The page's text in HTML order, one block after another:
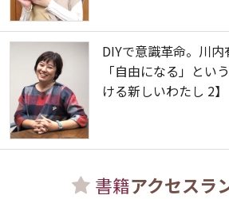
DIYで意識革命。川内
「自由になる」とい
ける新しいわたし 2】
書籍アクセスラ